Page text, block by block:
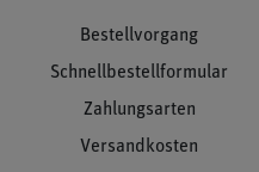
Bestellvorgang
Schnellbestellformular
Zahlungsarten
Versandkosten